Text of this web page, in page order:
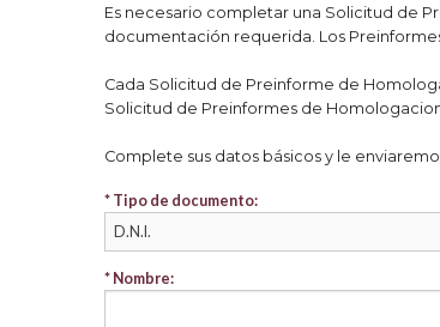
Es necesario completar una Solicitud de
documentación requerida. Los
Cada Solicitud de Preinforme de
Solicitud de Preinformes de
Complete sus datos básicos y le